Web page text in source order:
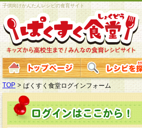
子供向けかんたんレシピの食育サイト
TOP > ぱくすく食堂ログインフォーム